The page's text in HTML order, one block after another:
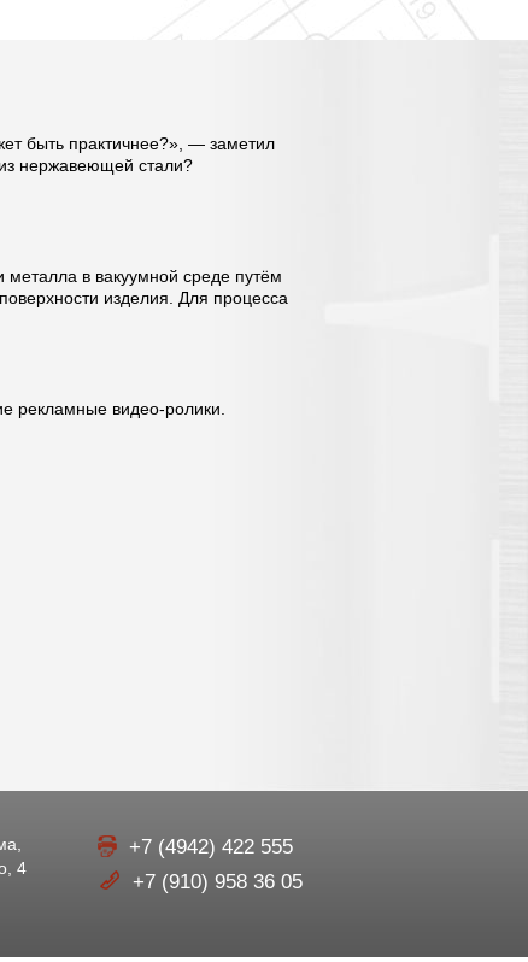
быть практичнее?», — заметил
нержавеющей стали?
металла в вакуумной среде путём
изделия. Для процесса
рекламные видео-ролики.
4
+7 (4942) 422 555
+7 (910) 958 36 05